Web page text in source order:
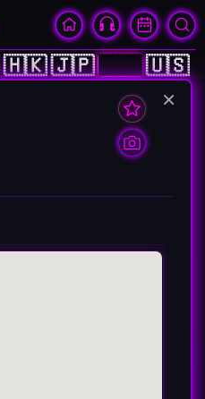
🇭🇰🇯🇵🇰🇷🇺🇸
×